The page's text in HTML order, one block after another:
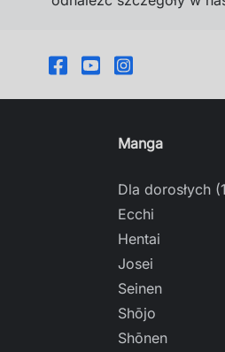
Manga
Dla dorosłych
Ecchi
Hentai
Josei
Seinen
Shōjo
Shōnen